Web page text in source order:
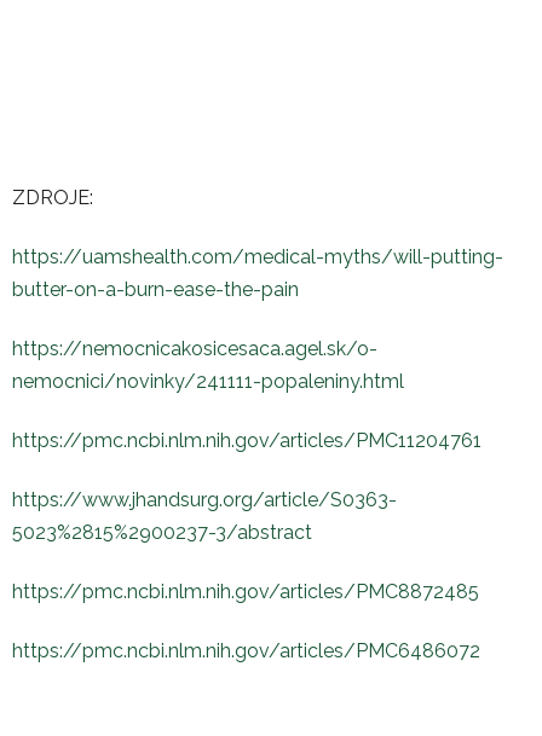
ZDROJE:
https://uamshealth.com/medical-myths/will-putting-
butter-on-a-burn-ease-the-pain
https://nemocnicakosicesaca.agel.sk/o-
nemocnici/novinky/241111-popaleniny.html
https://pmc.ncbi.nlm.nih.gov/articles/PMC11204761
https://www.jhandsurg.org/article/S0363-
5023%2815%2900237-3/abstract
https://pmc.ncbi.nlm.nih.gov/articles/PMC8872485
https://pmc.ncbi.nlm.nih.gov/articles/PMC6486072